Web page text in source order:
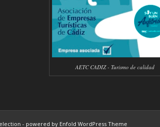
AETC CADIZ - Turismo de calidad
- powered by Enfold WordPress Theme